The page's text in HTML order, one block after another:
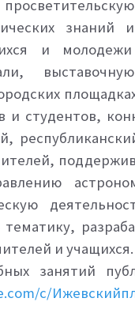
знаний
и
и студентов,
и учащихся.
занятий
c/